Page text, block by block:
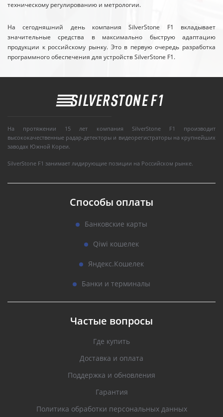
техническому регулированию и метрологии.
На сегодняшний день компания SilverStone F1 вкладывает
значительные средства в максимально быструю адаптацию
продукции к российскому рынку. Это в первую очередь разработка
программного обеспечения для устройств SilverStone F1.
На протяжении 15 лет компания SilverStone F1 производит
высококачественные радар-детекторы и видеорегистраторы на крупнейших
заводах Южной Кореи.
SilverStone F1 занимает лидирующие позиции на Российском рынке.
Способы оплаты
Банковские карты
Qiwi кошелек
Яндекс.Кошелек
Банки и терминалы
Частые вопросы
Где купить
Доставка и оплата
Поддержка и обновления
Гарантия
Политика обработки персональных данных